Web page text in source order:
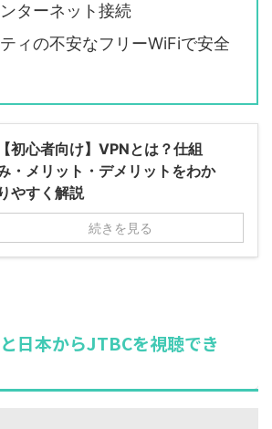
ターネット接続
ィの不安なフリーWiFiで安全
【初心者向け】VPNとは？仕組
・メリット・デメリットをわか
りやすく解説
続きを見る
日本からJTBCを視聴でき